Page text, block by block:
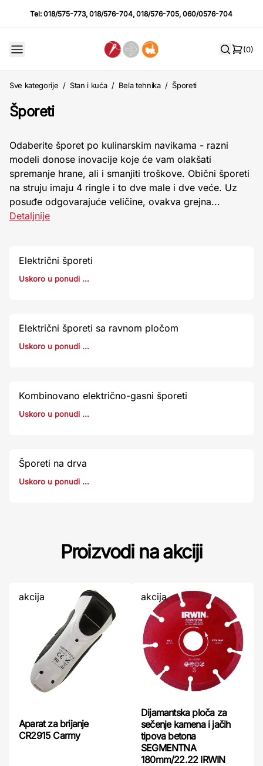
Tel:018/575-773,018/576-704,018/576-705,060/0576-704
(0)
Sve kategorije / Stan i kuća / Bela tehnika / Šporeti
Šporeti
Odaberite šporet po kulinarskim navikama - razni
modeli donose inovacije koje će vam olakšati
spremanje hrane, ali i smanjiti troškove. Obični šporeti
na struju imaju 4 ringle i to dve male i dve veće. Uz
posuđe odgovarajuće veličine, ovakva grejna...
Detaljnije
Električni šporeti
Uskoro u ponudi ...
Električni šporeti sa ravnom pločom
Uskoro u ponudi ...
Kombinovano električno-gasni šporeti
Uskoro u ponudi ...
Šporeti na drva
Uskoro u ponudi ...
Proizvodi na akciji
akcija
Aparat za brijanje
CR2915 Carmy
akcija
Dijamantska ploča za
sečenje kamena i jačih
tipova betona
SEGMENTNA
180mm/22.22 IRWIN